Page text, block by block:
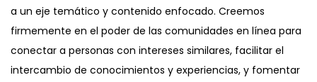
a un eje temático y contenido enfocado. Creemos
firmemente en el poder de las comunidades en línea para
conectar a personas con intereses similares, facilitar el
intercambio de conocimientos y experiencias, y fomentar